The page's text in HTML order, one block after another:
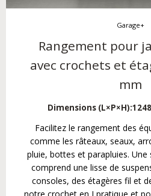
Garage+
Rangement pour
avec crochets et
mm
Dimensions (L×P×H):
Facilitez le rangement des
comme les râteaux, seaux,
pluie, bottes et parapluies.
comprend une lisse de
consoles, des étagères fil et